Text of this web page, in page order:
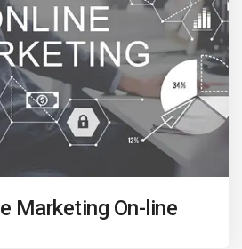
Marketing On-line